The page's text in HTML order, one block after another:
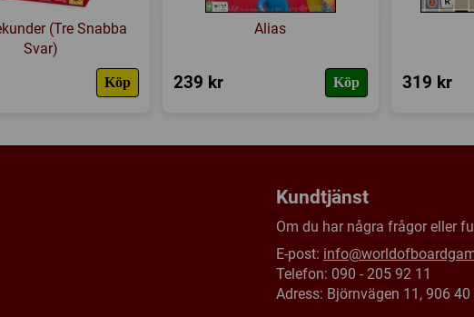
(Tre Snabba
Svar)
Köp
Alias
239 kr Köp 319 kr
Kundtjänst
Om du har några frågor eller
E-post:
Telefon: 090 - 205 92 11
Adress: Björnvägen 11, 906 40